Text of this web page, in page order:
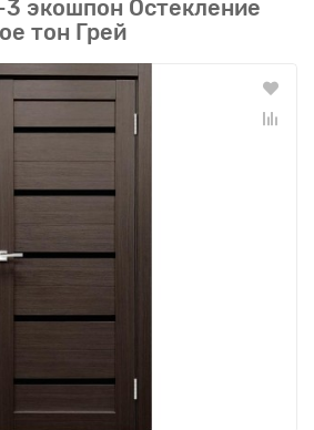
экошпон Остекление
тон Грей